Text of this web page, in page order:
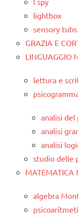
lightbox
sensory tubs
GRAZIA E
LINGUAGGIO
lettura e
analisi
analisi
analisi
studio delle
MATEMATICA
algebra